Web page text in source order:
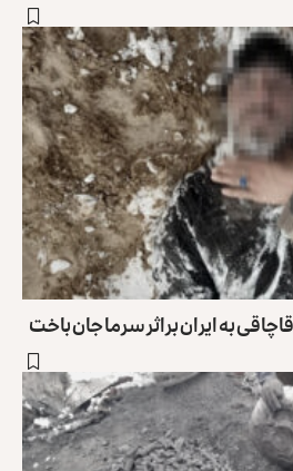
به ایران براثر سرما جان باخت